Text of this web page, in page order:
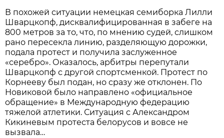
В похожей ситуации немецкая семиборка Лилли
Шварцкопф, дисквалифицированная в забеге на
800 метров за то, что, по мнению судей, слишком
рано пересекла линию, разделяющую дорожки,
подала протест и получила заслуженное
«серебро». Оказалось, арбитры перепутали
Шварцкопф с другой спортсменкой. Протест по
Корнееву был подан, но сразу же отклонен. По
Новиковой было направлено «официальное
обращение» в Международную федерацию
тяжелой атлетики. Ситуация с Александром
Кикиневым протеста белорусов и вовсе не
вызвала…